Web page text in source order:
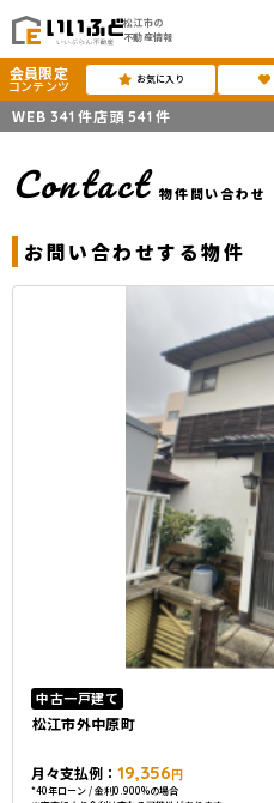
松江市の
不動産情報
会員限定
コンテンツ お気に入り
WEB 341 件店頭 541 件
Contact 物件問い合わせ
お問い合わせする物件
中古一戸建て
松江市外中原町
月々支払例： 19,356円
*40年ローン / 金利0.900%の場合